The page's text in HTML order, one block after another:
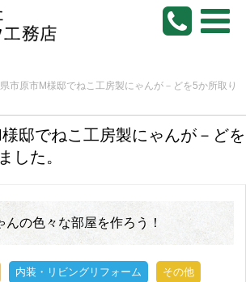
市原市M様邸でねこ工房製にゃんが－どを5か所取り
邸でねこ工房製にゃんが－どを
した。
んの色々な部屋を作ろう！
内装・リビングリフォーム その他